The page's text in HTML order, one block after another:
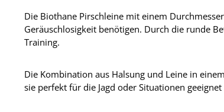
Die Biothane Pirschleine mit einem
Geräuschlosigkeit benötigen. Durch die runde
Training.
Die Kombination aus Halsung und Leine in
sie perfekt für die Jagd oder Situationen